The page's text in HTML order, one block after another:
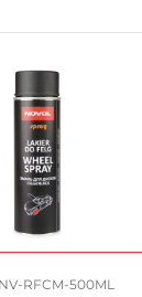
RFCM-500ML